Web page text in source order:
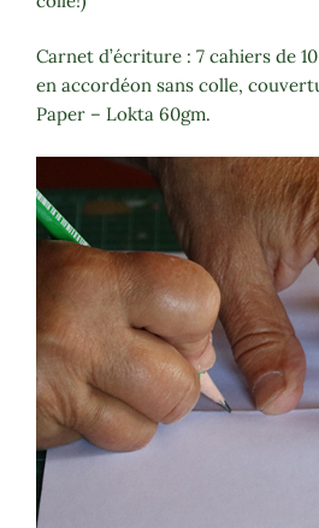
Carnet d’écriture : 7 cahiers de
en accordéon sans colle,
Paper – Lokta 60gm.